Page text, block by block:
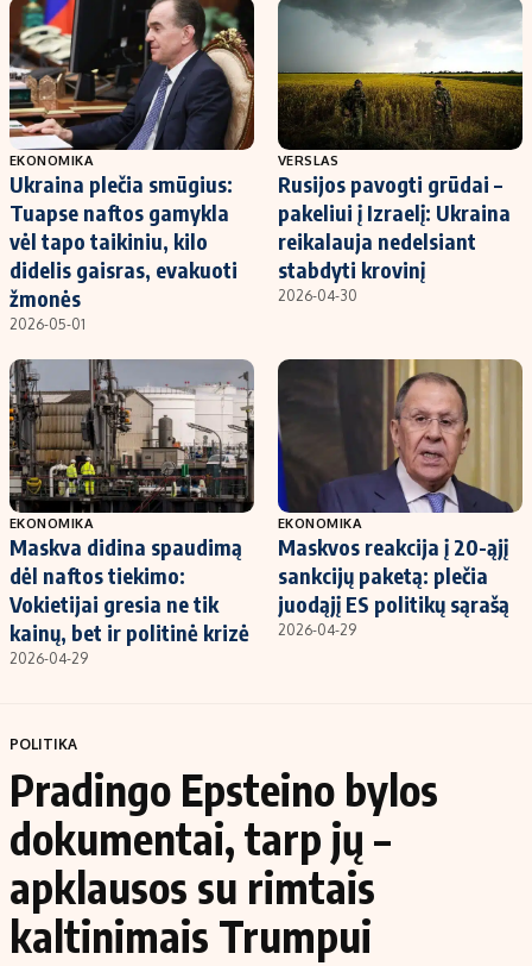
EKONOMIKA
Ukraina plečia smūgius:
Tuapse naftos gamykla
vėl tapo taikiniu, kilo
didelis gaisras, evakuoti
žmonės
2026-05-01
VERSLAS
Rusijos pavogti grūdai –
pakeliui į Izraelį: Ukraina
reikalauja nedelsiant
stabdyti krovinį
2026-04-30
EKONOMIKA
Maskva didina spaudimą
dėl naftos tiekimo:
Vokietijai gresia ne tik
kainų, bet ir politinė krizė
2026-04-29
EKONOMIKA
Maskvos reakcija į 20-ąjį
sankcijų paketą: plečia
juodąjį ES politikų sąrašą
2026-04-29
POLITIKA
Pradingo Epsteino bylos
dokumentai, tarp jų –
apklausos su rimtais
kaltinimais Trumpui